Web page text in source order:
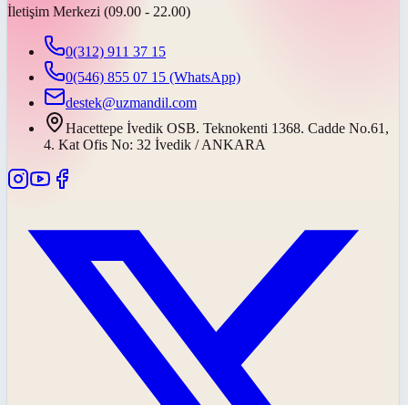
İletişim Merkezi (09.00 - 22.00)
0(312) 911 37 15
0(546) 855 07 15 (WhatsApp)
destek@uzmandil.com
Hacettepe İvedik OSB. Teknokenti 1368. Cadde No.61,
4. Kat Ofis No: 32 İvedik / ANKARA